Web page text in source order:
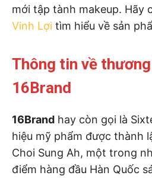
mới tập tành makeup. Hãy
Vinh Lợi tìm hiểu về sản
Thông tin về
16Brand
16Brand hay còn gọi là
hiệu mỹ phẩm được thành
Choi Sung Ah, một trong
điểm hàng đầu Hàn Quốc